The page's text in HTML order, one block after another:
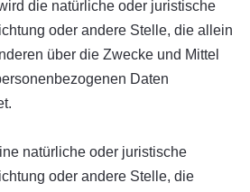
die natürliche oder juristische
oder andere Stelle, die allein
über die Zwecke und Mittel
Daten
natürliche oder juristische
oder andere Stelle, die